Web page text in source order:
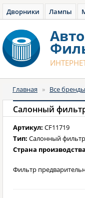
Дворники Лампы
Авто
Главная » Все бренды
Салонный
Артикул: CF11719
Тип: Салонный фильтр
Страна
Фильтр